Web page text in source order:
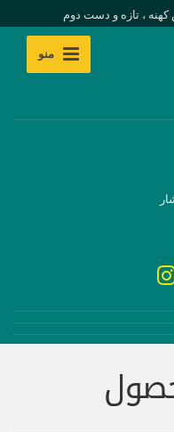
، تازه و دست دوم
منو